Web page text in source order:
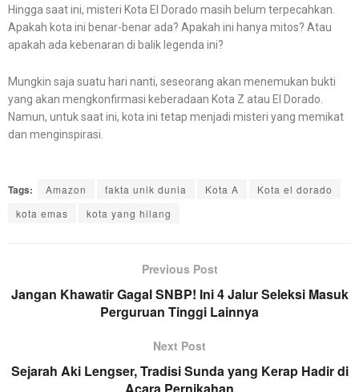
Hingga saat ini, misteri Kota El Dorado masih belum terpecahkan.
Apakah kota ini benar-benar ada? Apakah ini hanya mitos? Atau
apakah ada kebenaran di balik legenda ini?
Mungkin saja suatu hari nanti, seseorang akan menemukan bukti
yang akan mengkonfirmasi keberadaan Kota Z atau El Dorado.
Namun, untuk saat ini, kota ini tetap menjadi misteri yang memikat
dan menginspirasi.
Tags: Amazon fakta unik dunia Kota A
Kota el dorado
kota emas
kota yang hilang
Previous Post
Jangan Khawatir Gagal SNBP! Ini 4 Jalur Seleksi Masuk
Perguruan Tinggi Lainnya
Next Post
Sejarah Aki Lengser, Tradisi Sunda yang Kerap Hadir di
Acara Pernikahan